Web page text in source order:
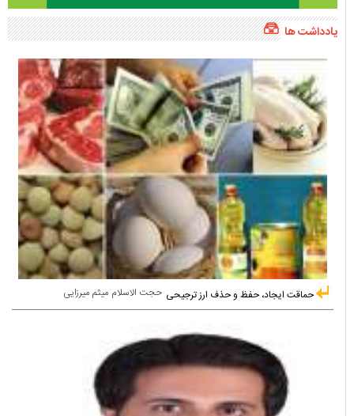
یادداشت ها
حجت الاسلام میثم میرزایی حماقت ایجاد، حفظ و حذف ارز ترجیحی